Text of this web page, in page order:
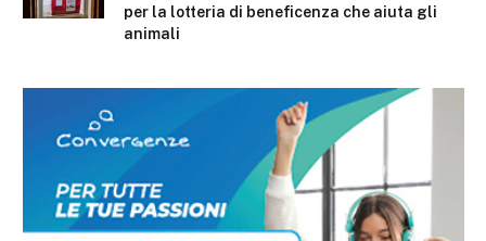
per la lotteria di beneficenza che aiuta gli
animali